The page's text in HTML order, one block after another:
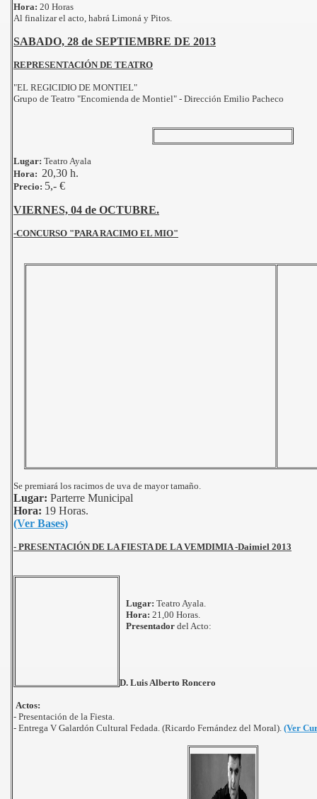
Hora: 20 Horas
Al finalizar el acto, habrá Limoná y Pitos.
SABADO, 28 de SEPTIEMBRE DE 2013
REPRESENTACIÓN DE TEATRO
"EL REGICIDIO DE MONTIEL"
Grupo de Teatro "Encomienda de Montiel" - Dirección Emilio Pacheco
Lugar: Teatro Ayala
Hora: 20,30 h.
Precio: 5,- €
VIERNES, 04 de OCTUBRE.
-CONCURSO "PARA RACIMO EL MIO"
Se premiará los racimos de uva de mayor tamaño.
Lugar: Parterre Municipal
Hora: 19 Horas.
(Ver Bases)
- PRESENTACIÓN DE LA FIESTA DE LA VEMDIMIA -Daimiel 2013
Lugar: Teatro Ayala.
Hora: 21,00 Horas.
Presentador del Acto:
D. Luis Alberto Roncero
Actos:
- Presentación de la Fiesta.
- Entrega V Galardón Cultural Fedada. (Ricardo Fernández del Moral). (Ver